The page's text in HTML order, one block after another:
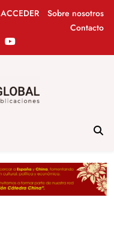
ACCEDER
Sobre nosotros
Contacto